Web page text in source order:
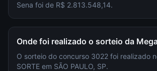
Sena foi de R$ 2.813.548,14.
Onde foi realizado o sorteio da
O sorteio do concurso 3022 foi realizado
SORTE em SÃO PAULO, SP.